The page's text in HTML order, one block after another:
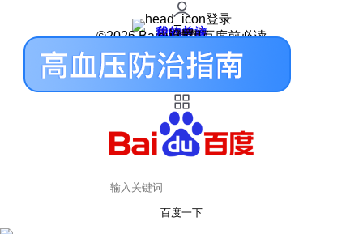
登录
我的关注
我的收藏
皮肤中心
用户反馈
设置
©2026 Baidu 使用百度前必读
百度一下